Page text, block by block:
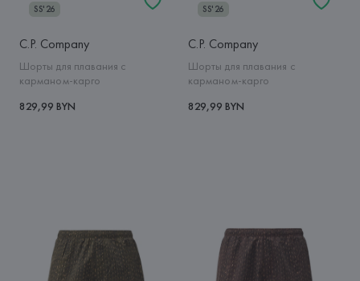
SS'26
C.P. Company
Шорты для плавания с
карманом-карго
829,99 BYN
SS'26
C.P. Company
Шорты для плавания с
карманом-карго
829,99 BYN